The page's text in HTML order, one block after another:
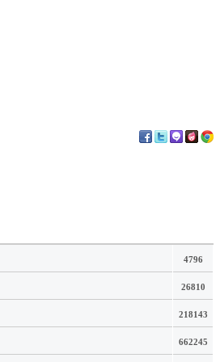
4796
26810
218143
662245